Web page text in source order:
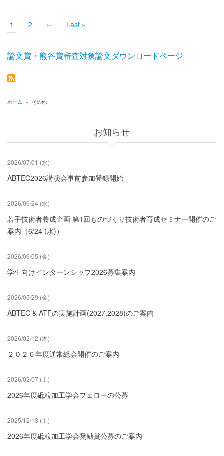
送
り
カ
レ
ペ
ー
1 Page
2 次
›› 最
ジ
Last »
論文賞・熊谷賞審査対象論文ダウンロードページ
く
ず
ホーム » その他
お知らせ
2026/07/01 (水)
ABTEC2026講演会事前参加登録開始
2026/06/24 (水)
若手技術者養成企画 第1回ものづくり技術者育成セミナー開催のご
案内（6/24 (水)）
2026/06/05 (金)
学生向けインターンシップ2026募集案内
2026/05/29 (金)
ABTEC & ATFの実施計画(2027,2028)のご案内
2026/02/12 (木)
２０２６年度通常総会開催のご案内
2026/02/07 (土)
2026年度砥粒加工学会フェローの公募
2025/12/13 (土)
2026年度砥粒加工学会奨励賞公募のご案内